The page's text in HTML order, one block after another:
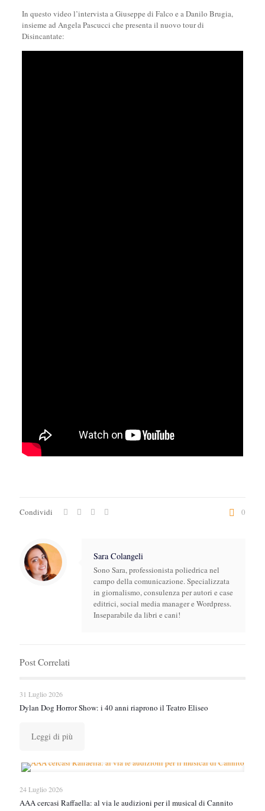
In questo video l’intervista a Giuseppe di Falco e a Danilo Brugia,
insieme ad Angela Pascucci che presenta il nuovo tour di
Disincantate:
Condividi 0
Sara Colangeli
Sono Sara, professionista poliedrica nel
campo della comunicazione. Specializzata
in giornalismo, consulenza per autori e case
editrici, social media manager e Wordpress.
Inseparabile da libri e cani!
Post Correlati
31 Luglio 2026
Dylan Dog Horror Show: i 40 anni riaprono il Teatro Eliseo
Leggi di più
24 Luglio 2026
AAA cercasi Raffaella: al via le audizioni per il musical di Cannito